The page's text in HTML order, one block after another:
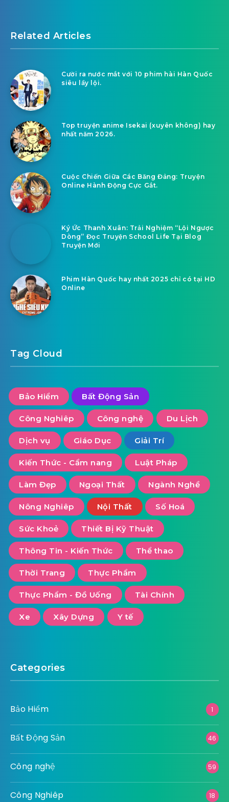
Related Articles
Cười ra nước mắt với 10 phim hài Hàn Quốc
siêu lầy lội.
Top truyện anime Isekai (xuyên không) hay
nhất năm 2026.
Cuộc Chiến Giữa Các Băng Đảng: Truyện
Online Hành Động Cực Gắt.
Ký Ức Thanh Xuân: Trải Nghiệm “Lội Ngược
Dòng” Đọc Truyện School Life Tại Blog
Truyện Mới
Phim Hàn Quốc hay nhất 2025 chỉ có tại HD
Online
Tag Cloud
Bảo Hiểm Bất Động Sản
Công Nghiêp Công nghệ Du Lịch
Dịch vụ Giáo Dục Giải Trí
Kiến Thức - Cẩm nang Luật Pháp
Làm Đẹp Ngoại Thất Ngành Nghề
Nông Nghiêp Nội Thất Số Hoá
Sức Khoẻ Thiết Bị Kỹ Thuật
Thông Tin - Kiến Thức Thể thao
Thời Trang Thực Phẩm
Thực Phẩm - Đồ Uống Tài Chính
Xe Xây Dựng Y tế
Categories
Bảo Hiểm 1
Bất Động Sản 46
Công nghệ 59
Công Nghiêp 18